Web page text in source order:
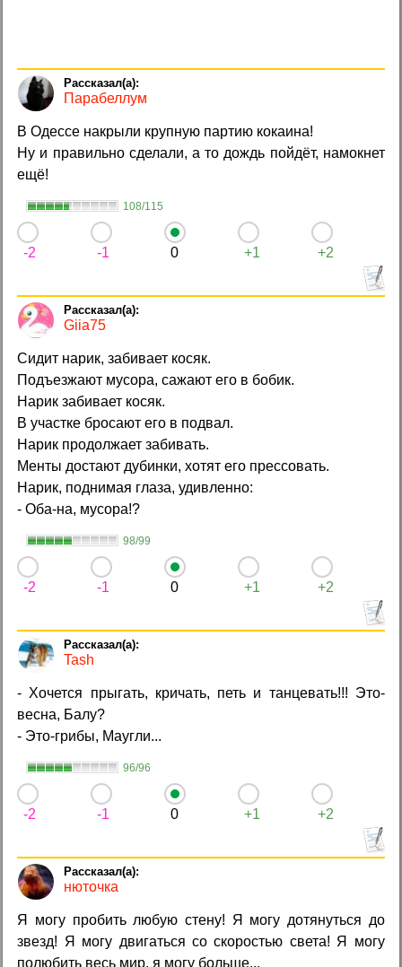
Парабеллум
В Одессе накрыли крупную партию кокаина!
Ну и правильно сделали, а то дождь пойдёт, намокнет
ещё!
108/115
-2 -1 0 +1 +2
Giia75
Сидит нарик, забивает косяк.
Подъезжают мусора, сажают его в бобик.
Нарик забивает косяк.
В участке бросают его в подвал.
Нарик продолжает забивать.
Менты достают дубинки, хотят его прессовать.
Нарик, поднимая глаза, удивленно:
- Оба-на, мусора!?
98/99
-2 -1 0 +1 +2
Tash
- Хочется прыгать, кричать, петь и танцевать!!! Это-
весна, Балу?
- Это-грибы, Маугли...
96/96
-2 -1 0 +1 +2
нюточка
Я могу пробить любую стену! Я могу дотянуться до
звезд! Я могу двигаться со скоростью света! Я могу
полюбить весь мир, я могу больше...